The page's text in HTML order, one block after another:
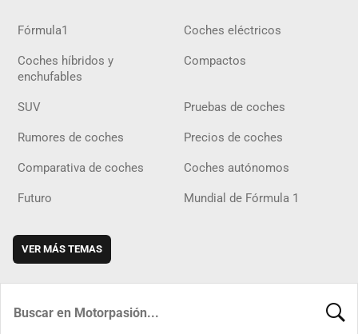
Fórmula1 Coches eléctricos
Coches híbridos y
enchufables
Compactos
SUV Pruebas de coches
Rumores de coches Precios de coches
Comparativa de coches Coches autónomos
Futuro Mundial de Fórmula 1
VER MÁS TEMAS